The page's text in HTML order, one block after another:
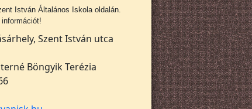
István Általános Iskola oldalán.
Szent István utca
Böngyik Terézia